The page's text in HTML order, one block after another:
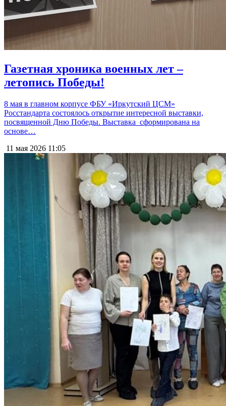
Газетная хроника военных лет –
летопись Победы!
8 мая в главном корпусе ФБУ «Иркутский ЦСМ»
Росстандарта состоялось открытие интересной выставки,
посвященной Дню Победы. Выставка сформирована на
основе…
11 мая 2026 11:05